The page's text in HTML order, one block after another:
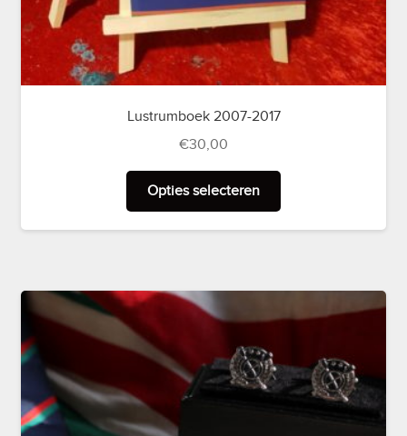
Lustrumboek 2007-2017
€30,00
Opties selecteren
product
heeft
Deze
optie
gekozen
worden